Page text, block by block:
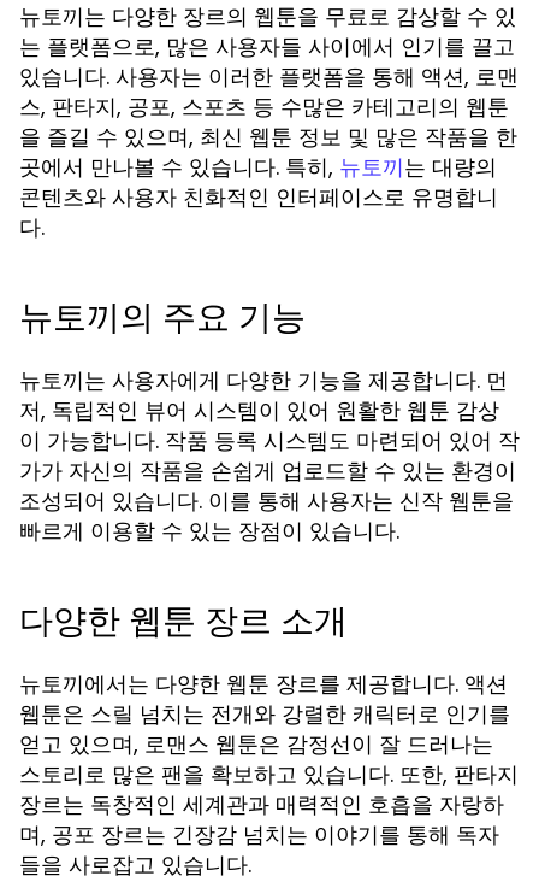
뉴토끼는 다양한 장르의 웹툰을 무료로 감상할 수 있
는 플랫폼으로, 많은 사용자들 사이에서 인기를 끌고
있습니다. 사용자는 이러한 플랫폼을 통해 액션, 로맨
스, 판타지, 공포, 스포츠 등 수많은 카테고리의 웹툰
을 즐길 수 있으며, 최신 웹툰 정보 및 많은 작품을 한
곳에서 만나볼 수 있습니다. 특히, 뉴토끼는 대량의
콘텐츠와 사용자 친화적인 인터페이스로 유명합니
다.
뉴토끼의 주요 기능
뉴토끼는 사용자에게 다양한 기능을 제공합니다. 먼
저, 독립적인 뷰어 시스템이 있어 원활한 웹툰 감상
이 가능합니다. 작품 등록 시스템도 마련되어 있어 작
가가 자신의 작품을 손쉽게 업로드할 수 있는 환경이
조성되어 있습니다. 이를 통해 사용자는 신작 웹툰을
빠르게 이용할 수 있는 장점이 있습니다.
다양한 웹툰 장르 소개
뉴토끼에서는 다양한 웹툰 장르를 제공합니다. 액션
웹툰은 스릴 넘치는 전개와 강렬한 캐릭터로 인기를
얻고 있으며, 로맨스 웹툰은 감정선이 잘 드러나는
스토리로 많은 팬을 확보하고 있습니다. 또한, 판타지
장르는 독창적인 세계관과 매력적인 호흡을 자랑하
며, 공포 장르는 긴장감 넘치는 이야기를 통해 독자
들을 사로잡고 있습니다.